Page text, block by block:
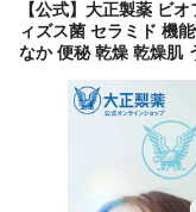
【公式】大正製薬 ビ
ィズス菌 セラミド 機
なか 便秘 乾燥 乾燥肌